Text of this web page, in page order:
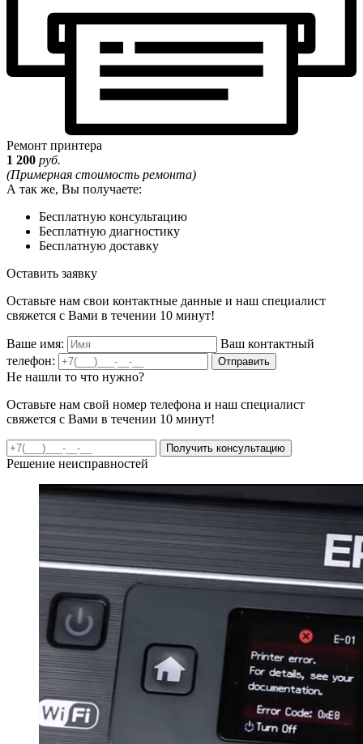
Ремонт принтера
1 200 руб.
(Примерная стоимость ремонта)
А так же, Вы получаете:
Бесплатную консультацию
Бесплатную диагностику
Бесплатную доставку
Оставить заявку
Оставьте нам свои контактные данные и наш специалист
свяжется с Вами в течении 10 минут!
Ваше имя:
Ваш контактный
телефон:
Отправить
Не нашли то что нужно?
Оставьте нам свой номер телефона и наш специалист
свяжется с Вами в течении 10 минут!
Получить консультацию
Решение неисправностей